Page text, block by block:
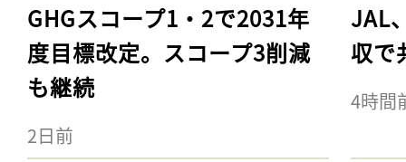
GHGスコープ1・2で2031年
度目標改定。スコープ3削減
も継続
2日前
JAL
収で
4時間